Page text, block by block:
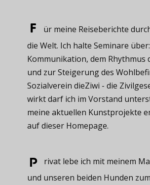
ür meine ​Reiseberichte
die Welt. Ich halte Seminare über:
Kommunikation, dem Rhythmus
und zur Steigerung des
Sozialverein dieZiwi - die
wirkt darf ich im Vorstand
meine aktuellen Kunstprojekte
auf dieser Homepage.
rivat ​lebe ich mit meinem
und unseren beiden Hunden